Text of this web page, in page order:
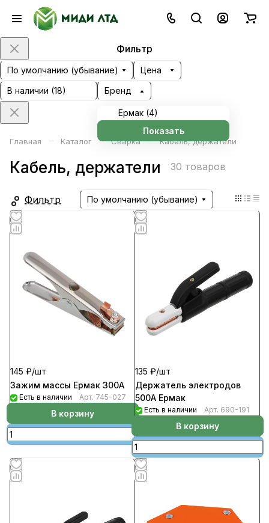
Фильтр
По умолчанию (убывание)
Цена
В наличии (18) Бренд
Ермак (4)
Показать
Главная – Каталог – Сварка – Кабель, держатели
Кабель, держатели 30 товаров
Фильтр По умолчанию (убывание)
145 ₽/шт
Зажим массы Ермак 300А
Есть в наличии Арт. 745-027
В корзину
135 ₽/шт
Держатель электродов
500А Ермак
Есть в наличии Арт. 690-191
В корзину